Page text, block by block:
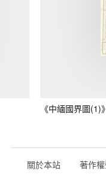
《中緬國界圖(1)》
關於本站 著作